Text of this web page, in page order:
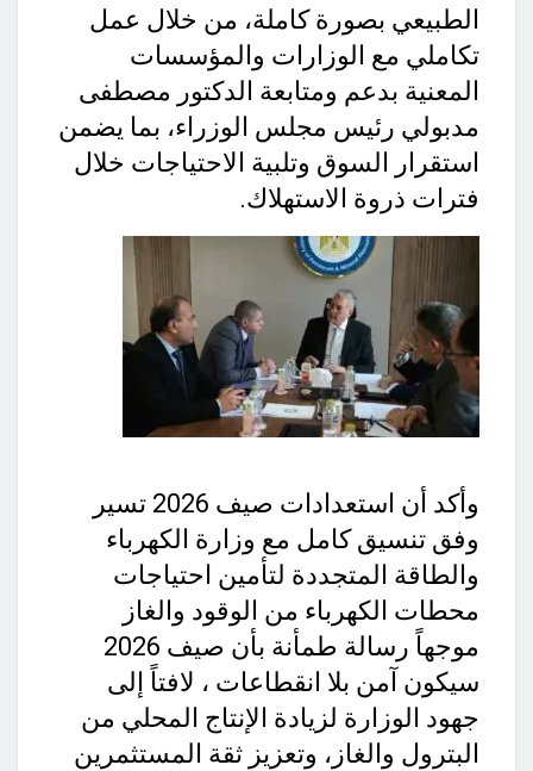
الطبيعي بصورة كاملة، من خلال عمل
تكاملي مع الوزارات والمؤسسات
المعنية بدعم ومتابعة الدكتور مصطفى
مدبولي رئيس مجلس الوزراء، بما يضمن
استقرار السوق وتلبية الاحتياجات خلال
فترات ذروة الاستهلاك.
وأكد أن استعدادات صيف 2026 تسير
وفق تنسيق كامل مع وزارة الكهرباء
والطاقة المتجددة لتأمين احتياجات
محطات الكهرباء من الوقود والغاز
موجهاً رسالة طمأنة بأن صيف 2026
سيكون آمن بلا انقطاعات ، لافتاً إلى
جهود الوزارة لزيادة الإنتاج المحلي من
البترول والغاز، وتعزيز ثقة المستثمرين